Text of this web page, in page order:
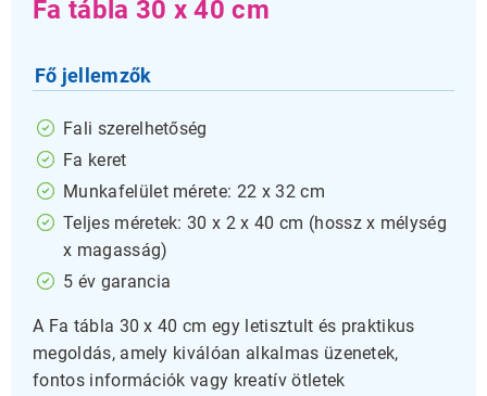
Fa tábla 30 x 40 cm
Fő jellemzők
Fali szerelhetőség
Fa keret
Munkafelület mérete: 22 x 32 cm
Teljes méretek: 30 x 2 x 40 cm (hossz x mélység
x magasság)
5 év garancia
A Fa tábla 30 x 40 cm egy letisztult és praktikus
megoldás, amely kiválóan alkalmas üzenetek,
fontos információk vagy kreatív ötletek